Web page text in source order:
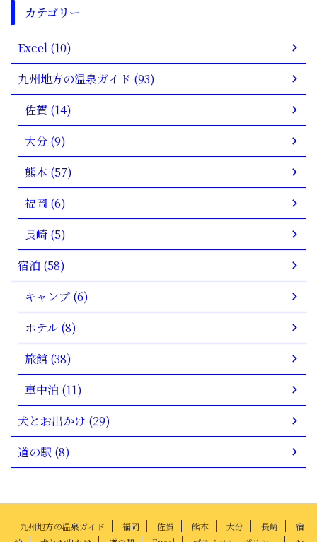
カテゴリー
Excel (10)
九州地方の温泉ガイド (93)
佐賀 (14)
大分 (9)
熊本 (57)
福岡 (6)
長崎 (5)
宿泊 (58)
キャンプ (6)
ホテル (8)
旅館 (38)
車中泊 (11)
犬とお出かけ (29)
道の駅 (8)
九州地方の温泉ガイド 福岡 佐賀 熊本 大分 長崎
宿